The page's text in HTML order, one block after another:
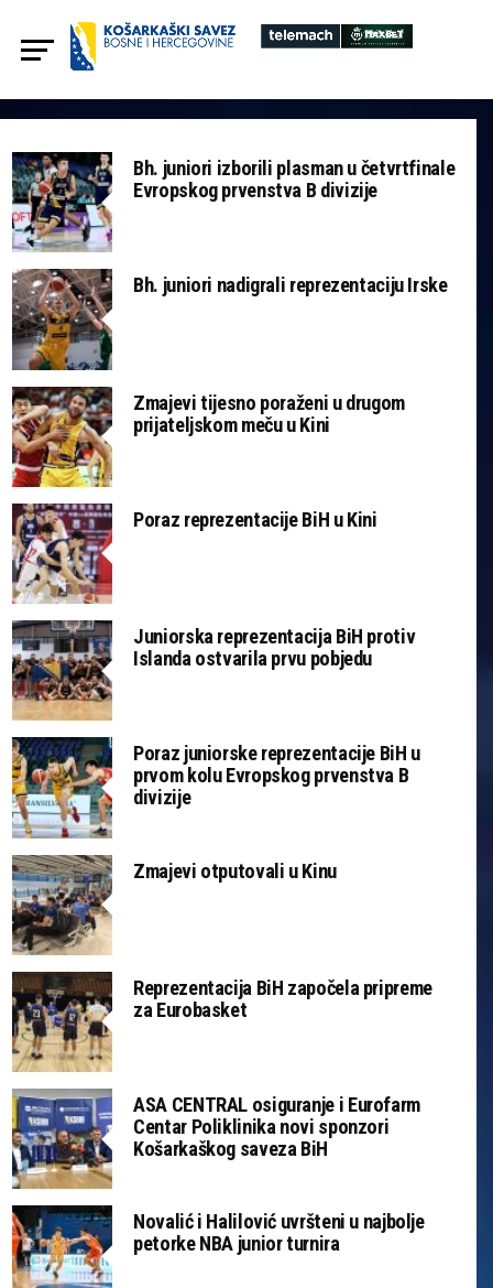
Bh. juniori izborili plasman u četvrtfinale
Evropskog prvenstva B divizije
Bh. juniori nadigrali reprezentaciju Irske
Zmajevi tijesno poraženi u drugom
prijateljskom meču u Kini
Poraz reprezentacije BiH u Kini
Juniorska reprezentacija BiH protiv
Islanda ostvarila prvu pobjedu
Poraz juniorske reprezentacije BiH u
prvom kolu Evropskog prvenstva B
divizije
Zmajevi otputovali u Kinu
Reprezentacija BiH započela pripreme
za Eurobasket
ASA CENTRAL osiguranje i Eurofarm
Centar Poliklinika novi sponzori
Košarkaškog saveza BiH
Novalić i Halilović uvršteni u najbolje
petorke NBA junior turnira